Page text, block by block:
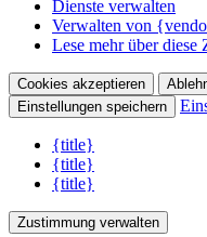
Dienste verwalten
Verwalten von
Lese mehr über diese
Cookies akzeptieren
Einstellungen speichern
{title}
{title}
{title}
Zustimmung verwalten